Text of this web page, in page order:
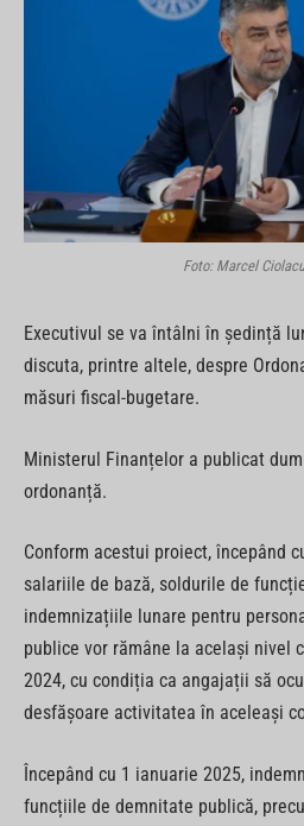
Foto: Marcel
Executivul se va întâlni în ședință
discuta, printre altele, despre
măsuri fiscal-bugetare.
Ministerul Finanțelor a publicat
ordonanță.
Conform acestui proiect, începând
salariile de bază, soldurile de
indemnizațiile lunare pentru
publice vor rămâne la același nivel
2024, cu condiția ca angajații să
desfășoare activitatea în aceleași
Începând cu 1 ianuarie 2025,
funcțiile de demnitate publică,